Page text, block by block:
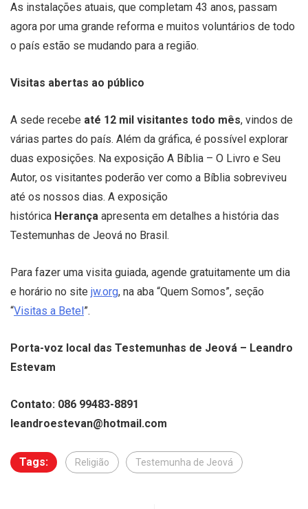
As instalações atuais, que completam 43 anos, passam
agora por uma grande reforma e muitos voluntários de todo
o país estão se mudando para a região.
Visitas abertas ao público
A sede recebe até 12 mil visitantes todo mês, vindos de
várias partes do país. Além da gráfica, é possível explorar
duas exposições. Na exposição A Bíblia – O Livro e Seu
Autor, os visitantes poderão ver como a Bíblia sobreviveu
até os nossos dias. A exposição
histórica Herança apresenta em detalhes a história das
Testemunhas de Jeová no Brasil.
Para fazer uma visita guiada, agende gratuitamente um dia
e horário no site jw.org, na aba “Quem Somos”, seção
“Visitas a Betel ”.
Porta-voz local das Testemunhas de Jeová – Leandro
Estevam
Contato: 086 99483-8891
leandroestevan@hotmail.com
Tags: Religião Testemunha de Jeová